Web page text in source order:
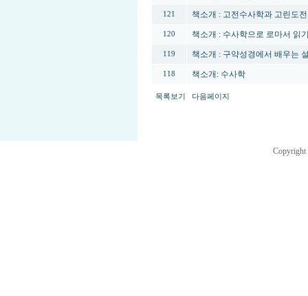
121 책소개 : 고전수사학과 고린도
120 책소개 : 수사학으로 로마서 읽
119 책소개 : 구약성경에서 배우는
118 책소개: 수사학
목록보기 다음페이지
Copyright